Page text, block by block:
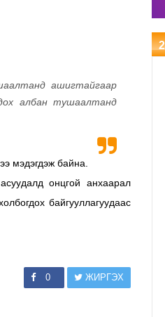
ашигтайгаар
албан тушаалтанд
мэдэгдэж байна.
онцгой анхаарал
байгууллагуудаас
0 ЖИРГЭХ